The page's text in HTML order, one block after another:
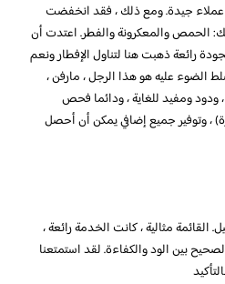
جيدة. ومع ذلك ، فقد انخفضت
الحمص والمعكرونة والفطر. اعتدت أن
رائعة ذهبت هنا لتناول الإفطار ونعم
الضوء عليه هو هذا الرجل ، مارفن ،
ومفيد للغاية ، ودائما فحص
، وتوفير جميع إضافي يمكن أن أحصل
مثالية ، كانت الخدمة رائعة ،
بين الود والكفاءة. لقد استمتعنا